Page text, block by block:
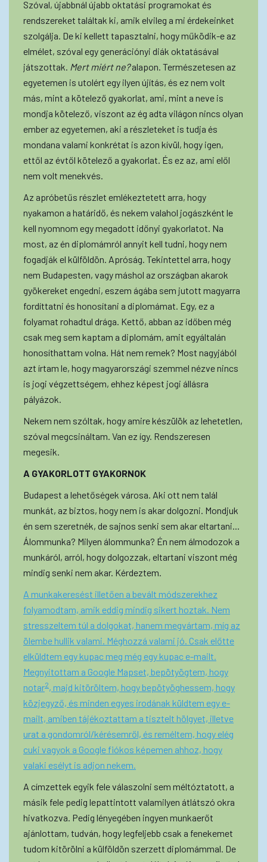
Szóval, újabbnál újabb oktatási programokat és
rendszereket találtak ki, amik elvileg a mi érdekeinket
szolgálja. De ki kellett tapasztalni, hogy működik-e az
elmélet, szóval egy generációnyi diák oktatásával
játszottak. Mert miért ne?alapon. Természetesen az
egyetemen is utolért egy ilyen újítás, és ez nem volt
más, mint a kötelező gyakorlat, ami, mint a neve is
mondja kötelező, viszont az ég adta világon nincs olyan
ember az egyetemen, aki a részleteket is tudja és
mondana valami konkrétat is azon kívül, hogy igen,
ettől az évtől kötelező a gyakorlat. És ez az, ami elől
nem volt menekvés.
Az apróbetűs részlet emlékeztetett arra, hogy
nyakamon a határidő, és nekem valahol jogászként le
kell nyomnom egy megadott időnyi gyakorlatot. Na
most, az én diplomámról annyit kell tudni, hogy nem
fogadják el külföldön. Apróság. Tekintettel arra, hogy
nem Budapesten, vagy máshol az országban akarok
gyökereket engedni, eszem ágába sem jutott magyarra
fordíttatni és honosítani a diplomámat. Egy, ez a
folyamat rohadtul drága. Kettő, abban az időben még
csak meg sem kaptam a diplomám, amit egyáltalán
honosíthattam volna. Hát nem remek? Most nagyjából
azt írtam le, hogy magyarországi szemmel nézve nincs
is jogi végzettségem, ehhez képest jogi állásra
pályázok.
Nekem nem szóltak, hogy amire készülök az lehetetlen,
szóval megcsináltam. Van ez így. Rendszeresen
megesik.
A GYAKORLOTT GYAKORNOK
Budapest a lehetőségek városa. Aki ott nem talál
munkát, az biztos, hogy nem is akar dolgozni. Mondjuk
én sem szeretnék, de sajnos senki sem akar eltartani...
Álommunka? Milyen álommunka? Én nem álmodozok a
munkáról, arról, hogy dolgozzak, eltartani viszont még
mindig senki nem akar. Kérdeztem.
A munkakeresést illetően a bevált módszerekhez
folyamodtam, amik eddig mindig sikert hoztak. Nem
stresszeltem túl a dolgokat, hanem megvártam, míg az
ölembe hullik valami. Méghozzá valami jó. Csak előtte
elküldtem egy kupac meg még egy kupac e-mailt.
Megnyitottam a Google Mapset, bepötyögtem, hogy
notar2, majd kitöröltem, hogy bepötyöghessem, hogy
közjegyző, és minden egyes irodának küldtem egy e-
mailt, amiben tájékoztattam a tisztelt hölgyet, illetve
urat a gondomról/kérésemről, és reméltem, hogy elég
cuki vagyok a Google fiókos képemen ahhoz, hogy
valaki esélyt is adjon nekem.
A címzettek egyik fele válaszolni sem méltóztatott, a
másik fele pedig lepattintott valamilyen átlátszó okra
hivatkozva. Pedig lényegében ingyen munkaerőt
ajánlottam, tudván, hogy legfeljebb csak a fenekemet
tudom kitörölni a külföldön szerzett diplomámmal. De